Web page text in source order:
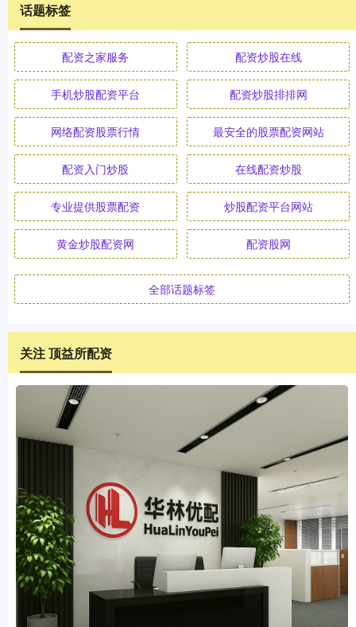
话题标签
配资之家服务 配资炒股在线
手机炒股配资平台 配资炒股排排网
网络配资股票行情 最安全的股票配资网站
配资入门炒股 在线配资炒股
专业提供股票配资 炒股配资平台网站
黄金炒股配资网 配资股网
全部话题标签
关注 顶益所配资